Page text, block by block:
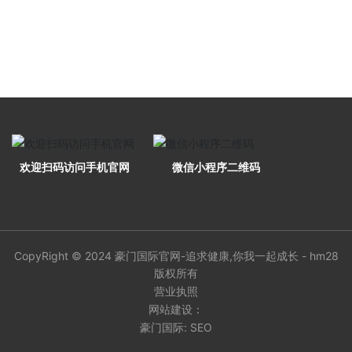
欢迎扫码访问手机官网 微信小程序二维码
CopyRight © 2024 豪门国际官网-追求健康,你我一起成长 - hm28
版权所有
营业执照
网站建设：
豪门国际: SEO